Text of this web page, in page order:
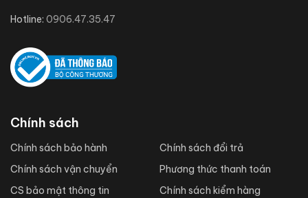
Hotline: 0906.47.35.47
Chính sách
Chính sách bảo hành
Chính sách vận chuyển
CS bảo mật thông tin
Chính sách đổi trả
Phương thức thanh toán
Chính sách kiểm hàng